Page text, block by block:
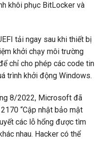
khôi phục BitLocker và
tải ngay sau khi thiết bị
khởi chạy môi trường
chỉ cho phép các code tin
trình khởi động Windows.
8/2022, Microsoft đã
“Cập nhật bảo mật
các lỗ hổng được tìm
nhau. Hacker có thể